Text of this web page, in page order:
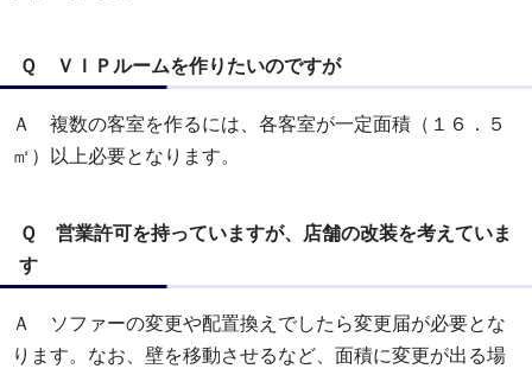
Ｑ ＶＩＰルームを作りたいのですが
Ａ 複数の客室を作るには、各客室が一定面積（１６．５
㎡）以上必要となります。
Ｑ 営業許可を持っていますが、店舗の改装を考えていま
す
Ａ ソファーの変更や配置換えでしたら変更届が必要とな
ります。なお、壁を移動させるなど、面積に変更が出る場